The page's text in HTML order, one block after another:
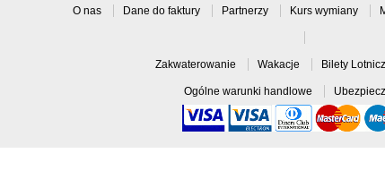
O nas Dane do faktury Partnerzy Kurs wymiany
Zakwaterowanie Wakacje Bilety
Ogólne warunki handlowe